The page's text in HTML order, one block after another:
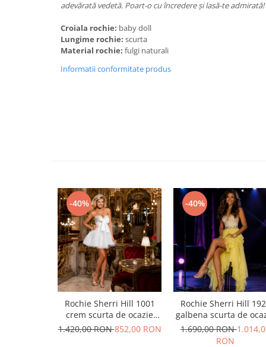
adevărată vedetă. Poart-o cu încredere și lasă-te admirată!
Croiala rochie: baby doll
Lungime rochie: scurta
Material rochie: fulgi naturali
Informatii conformitate produs
-40%
Rochie Sherri Hill 1001
crem scurta de ocazie
baby doll din tulle
1.420,00 RON852,00 RON
-40%
Rochie Sherri Hill
galbena scurta de
in clos din voal
1.690,00 RON
RON